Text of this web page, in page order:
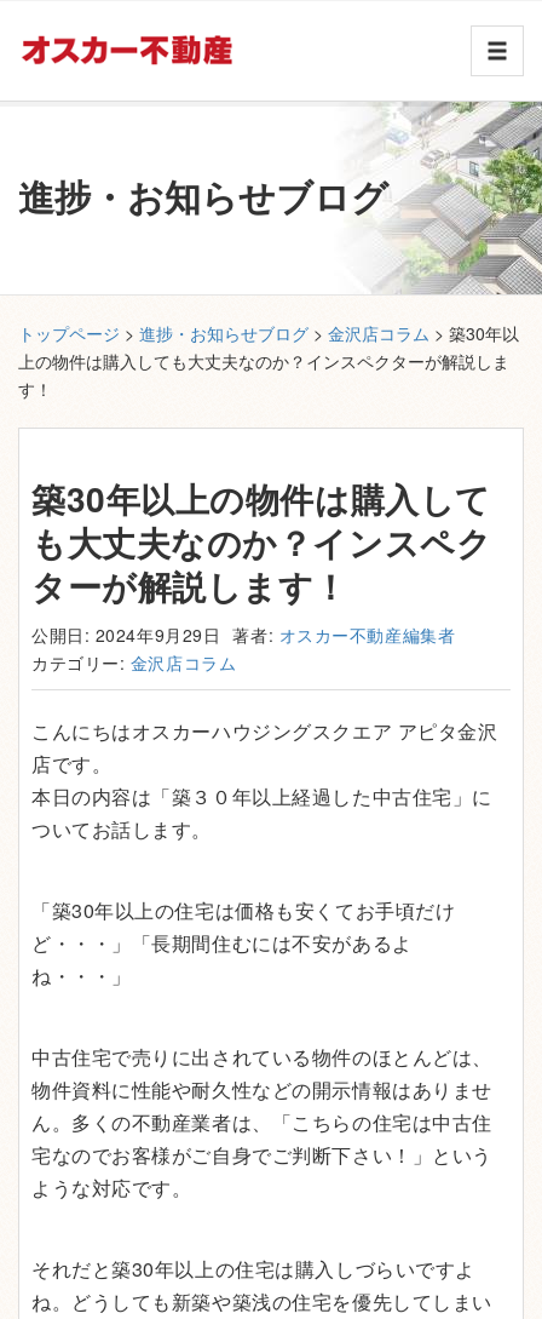
進捗・お知らせブログ
トップページ > 進捗・お知らせブログ > 金沢店コラム > 築30年以
上の物件は購入しても大丈夫なのか？インスペクターが解説しま
す！
築30年以上の物件は購入して
も大丈夫なのか？インスペク
ターが解説します！
公開日: 2024年9月29日 著者: オスカー不動産編集者
カテゴリー: 金沢店コラム
こんにちはオスカーハウジングスクエア アピタ金沢
店です。
本日の内容は「築３０年以上経過した中古住宅」に
ついてお話します。
「築30年以上の住宅は価格も安くてお手頃だけ
ど・・・」「長期間住むには不安があるよ
ね・・・」
中古住宅で売りに出されている物件のほとんどは、
物件資料に性能や耐久性などの開示情報はありませ
ん。多くの不動産業者は、「こちらの住宅は中古住
宅なのでお客様がご自身でご判断下さい！」という
ような対応です。
それだと築30年以上の住宅は購入しづらいですよ
ね。どうしても新築や築浅の住宅を優先してしまい